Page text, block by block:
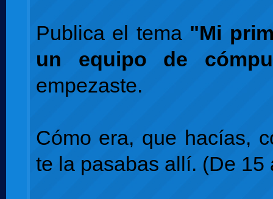
Publica el tema "Mi
un equipo de
empezaste.
Cómo era, que hacías,
te la pasabas allí. (De 15